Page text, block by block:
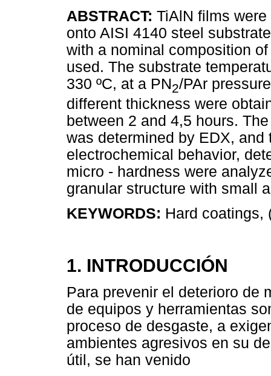
ABSTRACT: TiAlN films
onto AISI 4140 steel
with a nominal composition
used. The substrate
330 ºC, at a PN2/PAr
different thickness were
between 2 and 4,5 hours.
was determined by EDX,
electrochemical behavior,
micro - hardness were
granular structure with
KEYWORDS: Hard coatings,
1. INTRODUCCIÓN
Para prevenir el deterioro de
de equipos y herramientas
proceso de desgaste, a
ambientes agresivos en su
útil, se han venido